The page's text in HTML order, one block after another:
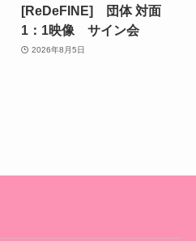
[ReDeFINE] 団体 対面
1：1映像 サイン会
2026年8月5日